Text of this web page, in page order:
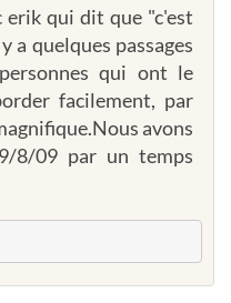
erik qui dit que "c'est
a quelques passages
qui ont le
facilement, par
avons
8/09 par un temps